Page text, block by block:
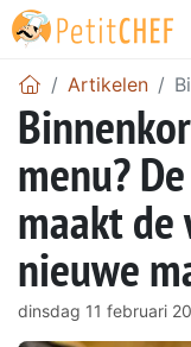
Artikelen
menu?
maakt de
nieuwe
dinsdag 11 februari